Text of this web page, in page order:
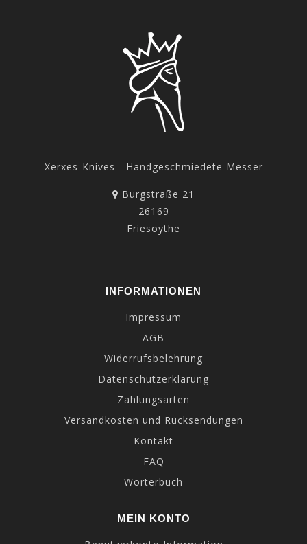
Xerxes-Knives - Handgeschmiedete Messer
Burgstraße 21
26169
Friesoythe
INFORMATIONEN
Impressum
AGB
Widerrufsbelehrung
Datenschutzerklärung
Zahlungsarten
Versandkosten und Rücksendungen
Kontakt
FAQ
Wörterbuch
MEIN KONTO